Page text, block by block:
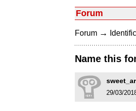
Forum
Forum →
Name this
29/03/